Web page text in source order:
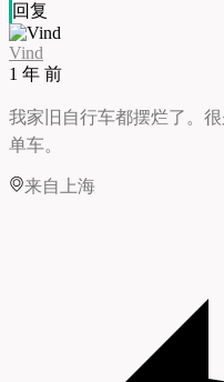
回复
Vind
1 年 前
我家旧自行车都摆烂了。
单车。
来自上海